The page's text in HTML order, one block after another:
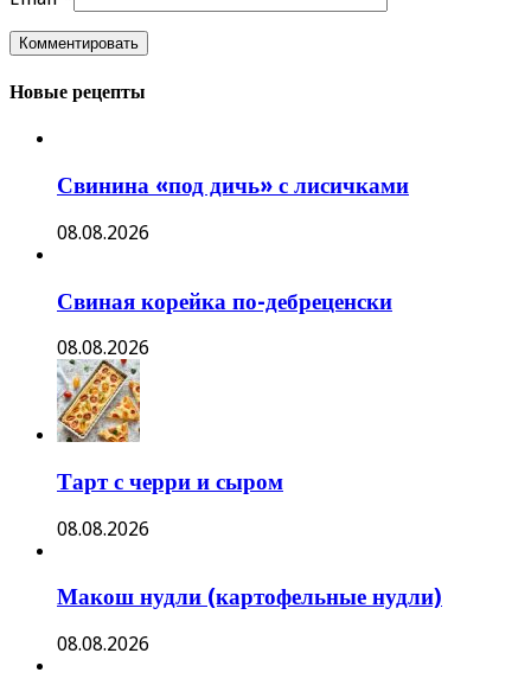
Новые рецепты
Свинина «под дичь» с лисичками
08.08.2026
Свиная корейка по-дебреценски
08.08.2026
Тарт с черри и сыром
08.08.2026
Макош нудли (картофельные нудли)
08.08.2026